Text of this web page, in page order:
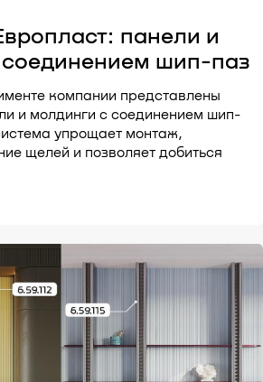
панели и
шип-паз
компании представлены
и молдинги с соединением шип-
упрощает монтаж,
щелей и позволяет добиться